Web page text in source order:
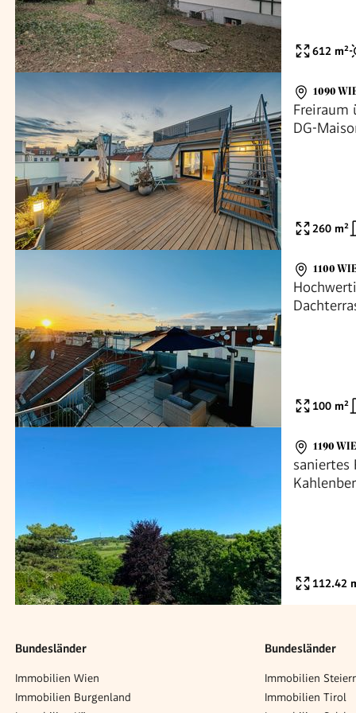
612 m²
1090
Freiraum
DG-
260 m²
1100
100 m²
1190
saniertes
112.42
Bundesländer
Immobilien Wien
Immobilien Burgenland
Bundesländer
Immobilien
Immobilien Tirol